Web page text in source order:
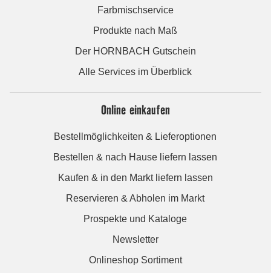
Farbmischservice
Produkte nach Maß
Der HORNBACH Gutschein
Alle Services im Überblick
Online einkaufen
Bestellmöglichkeiten & Lieferoptionen
Bestellen & nach Hause liefern lassen
Kaufen & in den Markt liefern lassen
Reservieren & Abholen im Markt
Prospekte und Kataloge
Newsletter
Onlineshop Sortiment